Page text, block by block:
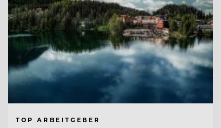
TOP ARBEITGEBER